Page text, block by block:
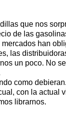
que nos
de las
han
las
un poco. No
como debieran.
con la actual
librarnos.